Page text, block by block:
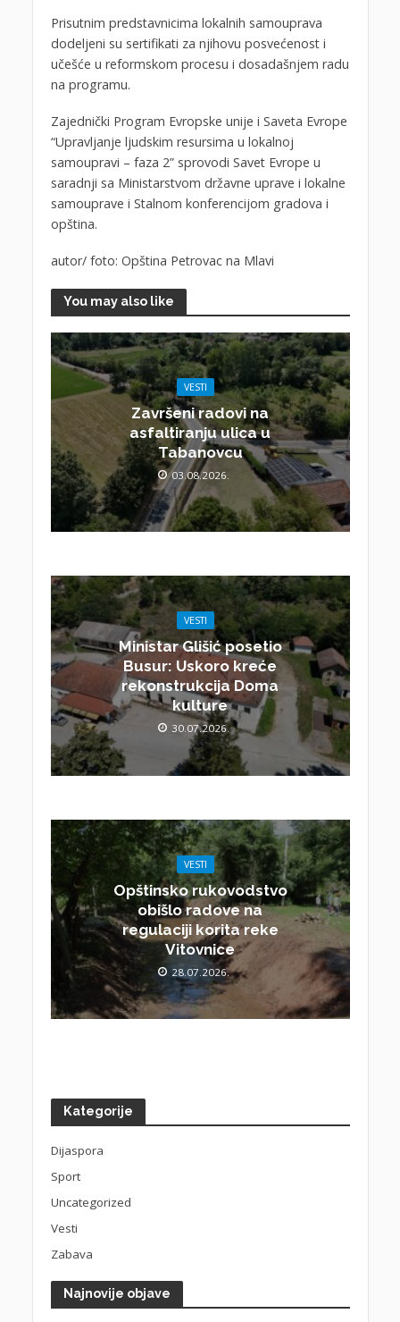
Prisutnim predstavnicima lokalnih samouprava
dodeljeni su sertifikati za njihovu posvećenost i
učešće u reformskom procesu i dosadašnjem radu
na programu.
Zajednički Program Evropske unije i Saveta Evrope
“Upravljanje ljudskim resursima u lokalnoj
samoupravi – faza 2” sprovodi Savet Evrope u
saradnji sa Ministarstvom državne uprave i lokalne
samouprave i Stalnom konferencijom gradova i
opština.
autor/ foto: Opština Petrovac na Mlavi
You may also like
VESTI
Završeni radovi na
asfaltiranju ulica u
Tabanovcu
03.08.2026.
VESTI
Ministar Glišić posetio
Busur: Uskoro kreće
rekonstrukcija Doma
kulture
30.07.2026.
VESTI
Opštinsko rukovodstvo
obišlo radove na
regulaciji korita reke
Vitovnice
28.07.2026.
Kategorije
Dijaspora
Sport
Uncategorized
Vesti
Zabava
Najnovije objave